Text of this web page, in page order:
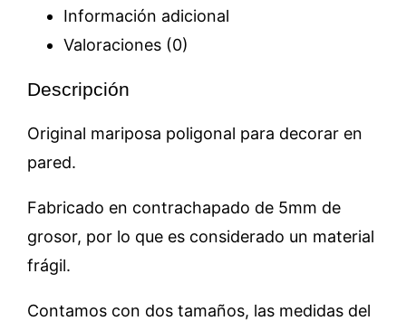
Información adicional
Valoraciones (0)
Descripción
Original mariposa poligonal para decorar en
pared.
Fabricado en contrachapado de 5mm de
grosor, por lo que es considerado un material
frágil.
Contamos con dos tamaños, las medidas del